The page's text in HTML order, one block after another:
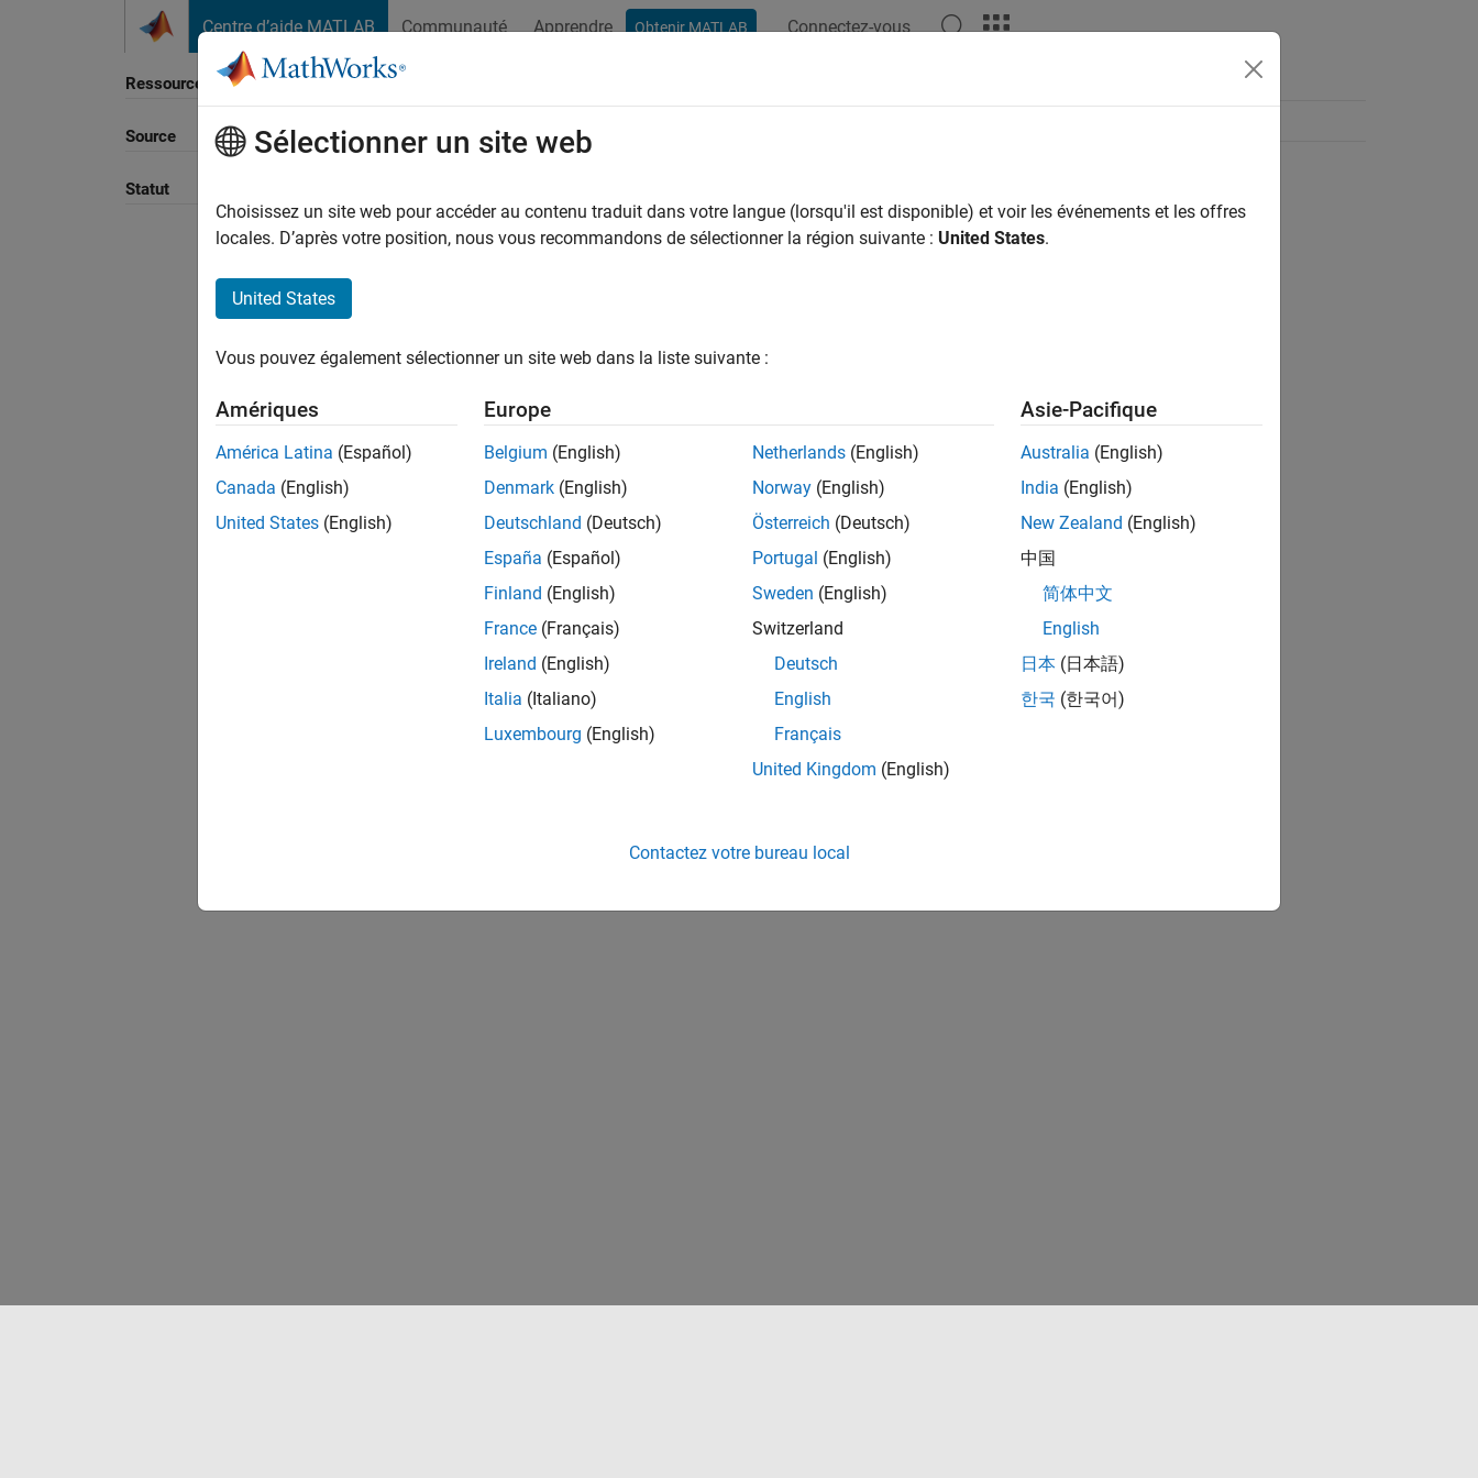
Centre d’aide MATLAB Communauté Apprendre Obtenir MATLAB Connectez-vous
Ressource
Source
Statut
Sélectionner un site web
Choisissez un site web pour accéder au contenu traduit dans votre langue (lorsqu'il est disponible) et voir les événements et les offres
locales. D’après votre position, nous vous recommandons de sélectionner la région suivante : United States.
United States
Vous pouvez également sélectionner un site web dans la liste suivante :
Amériques
América Latina (Español)
Canada (English)
United States (English)
Europe
Belgium (English)
Denmark (English)
Deutschland (Deutsch)
España (Español)
Finland (English)
France (Français)
Ireland (English)
Italia (Italiano)
Luxembourg (English)
Netherlands (English)
Norway (English)
Österreich (Deutsch)
Portugal (English)
Sweden (English)
Switzerland
Deutsch
English
Français
United Kingdom (English)
Asie-Pacifique
Australia (English)
India (English)
New Zealand (English)
中国
简体中文
English
日本 (日本語)
한국 (한국어)
Contactez votre bureau local